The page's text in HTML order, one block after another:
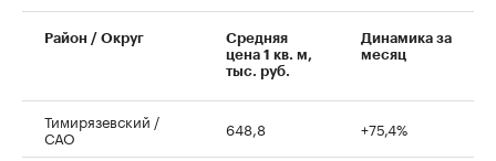
00:00 / 00:00
Район / Округ
Средняя
цена 1 кв. м,
тыс. руб.
Динамика за
месяц
Тимирязевский /
САО 648,8 +75,4%